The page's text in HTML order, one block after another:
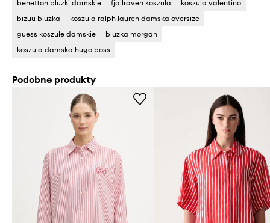
benetton bluzki damskie
fjallraven koszula
koszula valentino
bizuu bluzka
koszula ralph lauren damska oversize
guess koszule damskie
bluzka morgan
koszula damska hugo boss
Podobne produkty